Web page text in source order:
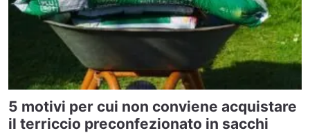
5 motivi per cui non conviene acquistare
il terriccio preconfezionato in sacchi